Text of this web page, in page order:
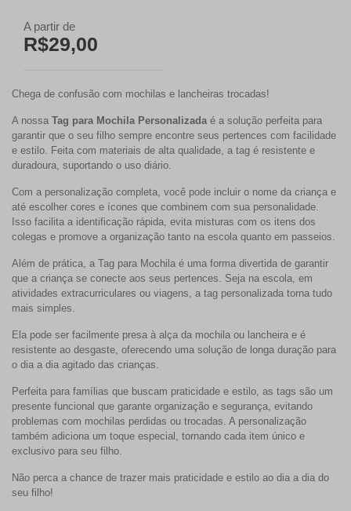
A partir de
R$29,00
Chega de confusão com mochilas e lancheiras trocadas!
A nossa Tag para Mochila Personalizadaé a solução perfeita para
garantir que o seu filho sempre encontre seus pertences com facilidade
e estilo. Feita com materiais de alta qualidade, a tag é resistente e
duradoura, suportando o uso diário.
Com a personalização completa, você pode incluir o nome da criança e
até escolher cores e ícones que combinem com sua personalidade.
Isso facilita a identificação rápida, evita misturas com os itens dos
colegas e promove a organização tanto na escola quanto em passeios.
Além de prática, a Tag para Mochila é uma forma divertida de garantir
que a criança se conecte aos seus pertences. Seja na escola, em
atividades extracurriculares ou viagens, a tag personalizada torna tudo
mais simples.
Ela pode ser facilmente presa à alça da mochila ou lancheira e é
resistente ao desgaste, oferecendo uma solução de longa duração para
o dia a dia agitado das crianças.
Perfeita para famílias que buscam praticidade e estilo, as tags são um
presente funcional que garante organização e segurança, evitando
problemas com mochilas perdidas ou trocadas. A personalização
também adiciona um toque especial, tornando cada item único e
exclusivo para seu filho.
Não perca a chance de trazer mais praticidade e estilo ao dia a dia do
seu filho!